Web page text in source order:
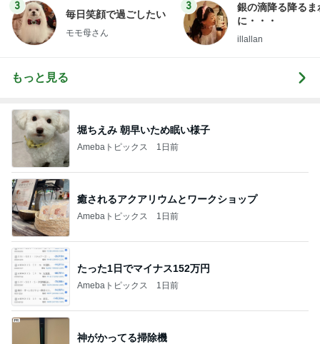
3
毎日笑顔で過ごしたい
モモ母さん
3
銀の滴降る降るま
に・・・
illallan
もっと見る
堀ちえみ 朝早いため眠い様子
Amebaトピックス 1日前
癒されるアクアリウムとワークショップ
Amebaトピックス 1日前
たった1日でマイナス152万円
Amebaトピックス 1日前
神がかってる掃除機